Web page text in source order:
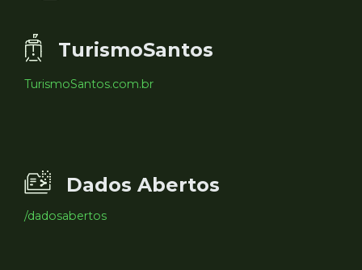
TurismoSantos
TurismoSantos.com.br
Dados Abertos
/dadosabertos